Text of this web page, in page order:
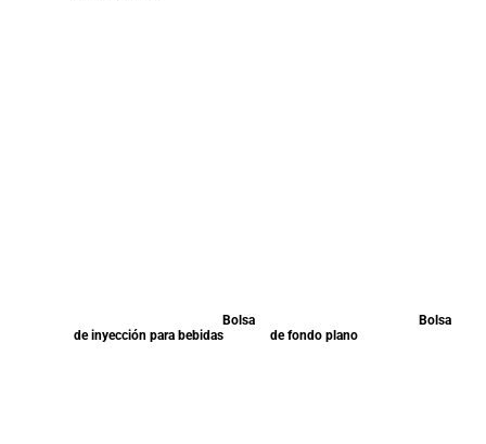
Bolsa
de inyección para bebidas
Bolsa
de fondo plano